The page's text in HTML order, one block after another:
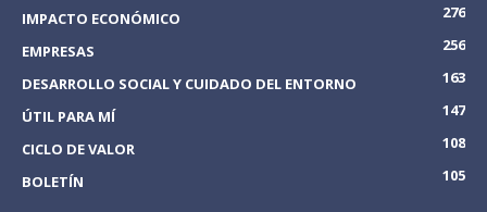
IMPACTO ECONÓMICO
276
EMPRESAS
256
DESARROLLO SOCIAL Y CUIDADO DEL ENTORNO
163
ÚTIL PARA MÍ
147
CICLO DE VALOR
108
BOLETÍN
105